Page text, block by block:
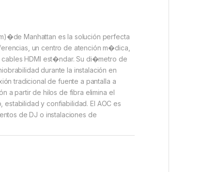
Manhattan es la solución perfecta
un centro de atención m�dica,
HDMI est�ndar. Su di�metro de
durante la instalación en
tradicional de fuente a pantalla a
a partir de hilos de fibra elimina el
y confiabilidad. El AOC es
de DJ o instalaciones de